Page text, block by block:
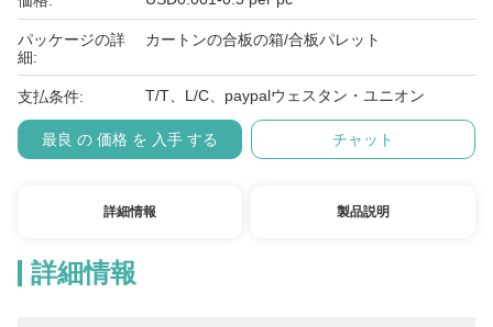
パッケージの詳
細:
カートンの合板の箱/合板パレット
支払条件: T/T、L/C、paypalウェスタン・ユニオン
最良 の 価格 を 入手 する チャット
詳細情報 製品説明
詳細情報